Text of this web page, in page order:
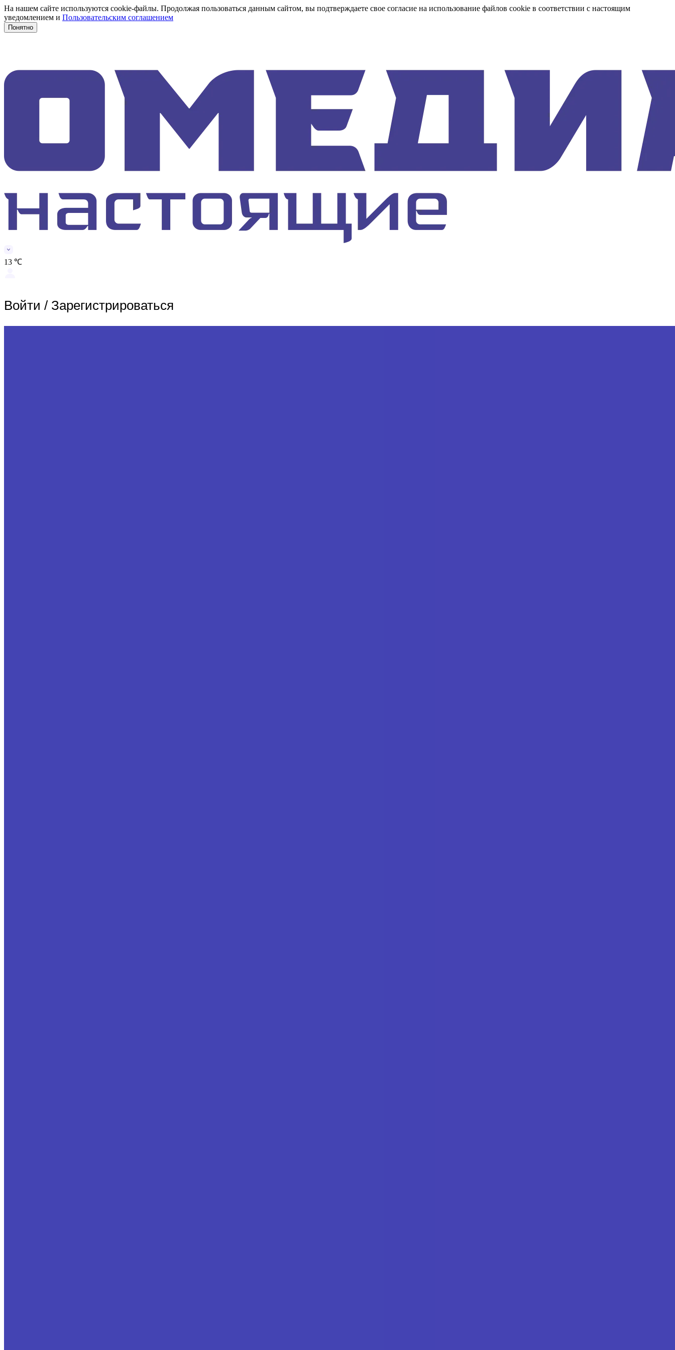
На нашем сайте используются cookie-файлы. Продолжая пользоваться данным сайтом, вы подтверждаете свое согласие на использование файлов cookie в соответствии с настоящим
уведомлением и Пользовательским соглашением
Понятно
13 ℃
Войти / Зарегистрироваться